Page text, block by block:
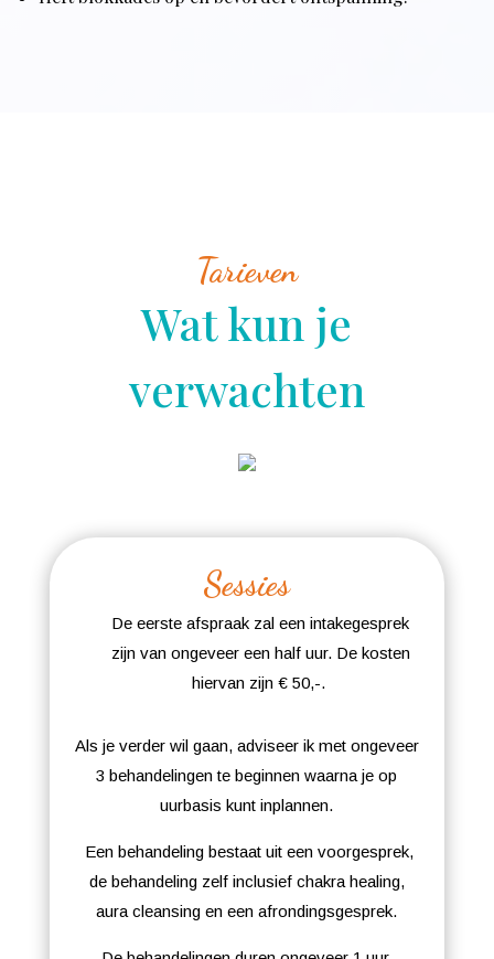
Tarieven
Wat kun je
verwachten
Sessies
De eerste afspraak zal een intakegesprek
zijn van ongeveer een half uur. De kosten
hiervan zijn € 50,-.
Als je verder wil gaan, adviseer ik met ongeveer
3 behandelingen te beginnen waarna je op
uurbasis kunt inplannen.
Een behandeling bestaat uit een voorgesprek,
de behandeling zelf inclusief chakra healing,
aura cleansing en een afrondingsgesprek.